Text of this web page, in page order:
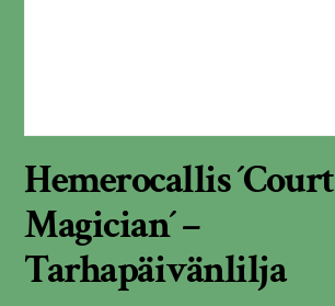
Hemerocallis ´Court
Magician´ –
Tarhapäivänlilja